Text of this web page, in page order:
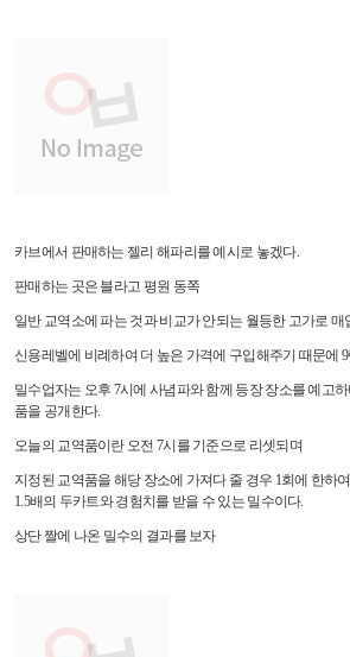
카브에서 판매하는 젤리 해파리를 예시로 놓겠다.
판매하는 곳은 블라고 평원 동쪽
일반 교역소에 파는 것과 비교가 안되는 월등한 고가로 매
신용레벨에 비례하여 더 높은 가격에 구입해주기 때문에
밀수업자는 오후 7시에 사념파와 함께 등장 장소를 예고
품을 공개한다.
오늘의 교역품이란 오전 7시를 기준으로 리셋되며
지정된 교역품을 해당 장소에 가져다 줄 경우 1회에 한하
1.5배의 두카트와 경험치를 받을 수 있는 밀수이다.
상단 짤에 나온 밀수의 결과를 보자